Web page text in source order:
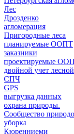
Лес
Дрозденко
агломерация
Пригородные леса
планируемые ООПТ
заказники
проектируемые
двойной учет
СПЧ
GPS
выгрузка данных
охрана природы.
Сообщество
уборка
Кюренниеми